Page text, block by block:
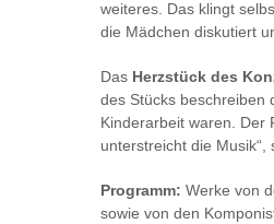
weiteres. Das klingt
die Mädchen diskutiert
Das Herzstück des
des Stücks beschreiben
Kinderarbeit waren. Der
unterstreicht die
Programm: Werke von
sowie von den